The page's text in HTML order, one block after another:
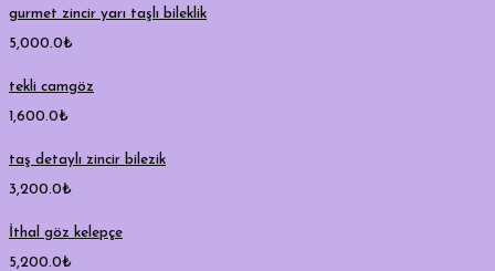
gurmet zincir yarı taşlı bileklik
5,000.0₺
tekli camgöz
1,600.0₺
taş detaylı zincir bilezik
3,200.0₺
İthal göz kelepçe
5,200.0₺